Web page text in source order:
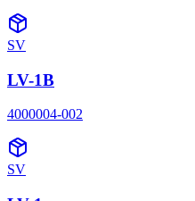
SV
LV-1B
4000004-002
SV